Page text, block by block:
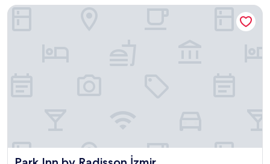
Park Inn by Radisson İzmir
Park Inn by Radisson İzmir